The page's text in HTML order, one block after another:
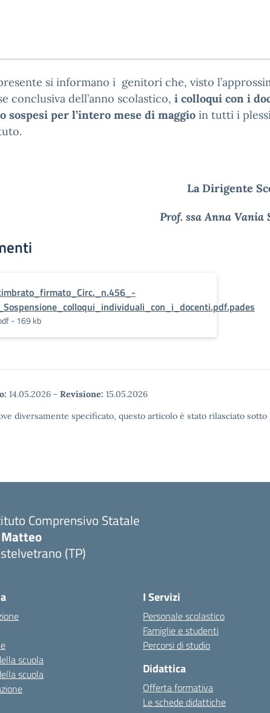
si informano i genitori che, visto
conclusiva dell’anno scolastico, i colloqui con i
sospesi per l’intero mese di maggio in tutti i
La Dirigente
Prof. ssa Anna Vania
_Sospensione_colloqui_individuali_con_i_docenti.pdf.pades
- 169 kb
14.05.2026 - Revisione: 15.05.2026
diversamente specificato, questo articolo è stato rilasciato
Comprensivo Statale
(TP)
scuola
scuola
I Servizi
Personale scolastico
Famiglie e studenti
Percorsi di studio
Didattica
Offerta formativa
Le schede didattiche